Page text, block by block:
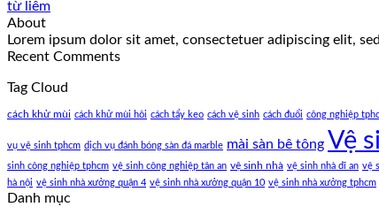
từ liêm
About
Lorem ipsum dolor sit amet, consectetuer adipiscing elit,
Recent Comments
Tag Cloud
cách khử mùi cách khử mùi hôi cách tẩy keo cách vệ sinh cách đuổi công nghiệp
vụ vệ sinh tphcm dịch vụ đánh bóng sàn đá marble mài sàn bê tông Vệ
sinh công nghiệp tphcm vệ sinh công nghiệp tân an vệ sinh nhà vệ sinh nhà dĩ an vệ
hà nội vệ sinh nhà xưởng quận 4 vệ sinh nhà xưởng quận 10 vệ sinh nhà xưởng tphcm
Danh mục